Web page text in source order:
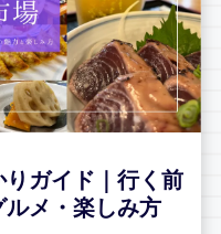
ガイド｜行く前
メ・楽しみ方